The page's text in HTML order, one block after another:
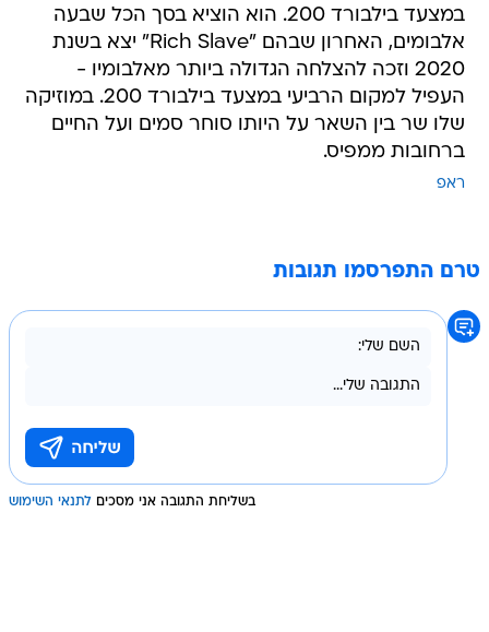
במצעד בילבורד 200. הוא הוציא בסך הכל שבעה
אלבומים, האחרון שבהם "Rich Slave" יצא בשנת
2020 וזכה להצלחה הגדולה ביותר מאלבומיו -
העפיל למקום הרביעי במצעד בילבורד 200. במוזיקה
שלו שר בין השאר על היותו סוחר סמים ועל החיים
ברחובות ממפיס.
ראפ
טרם התפרסמו תגובות
בשליחת התגובה אני מסכים לתנאי השימוש